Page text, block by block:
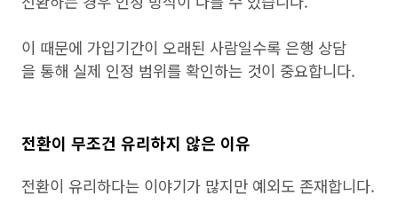
이 때문에 가입기간이 오래된 사람일수록 은행 상담
을 통해 실제 인정 범위를 확인하는 것이 중요합니다.
전환이 무조건 유리하지 않은 이유
전환이 유리하다는 이야기가 많지만 예외도 존재합니다.